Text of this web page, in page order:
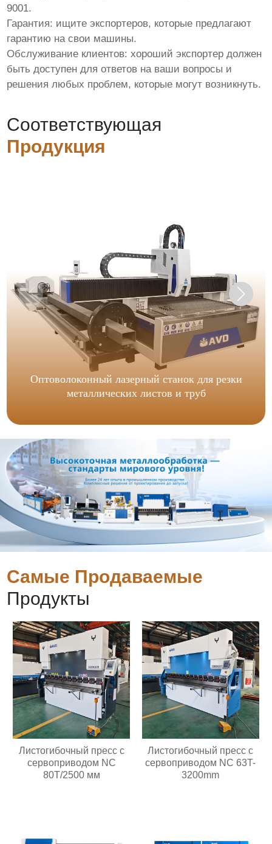
9001.
Гарантия: ищите экспортеров, которые предлагают
гарантию на свои машины.
Обслуживание клиентов: хороший экспортер должен
быть доступен для ответов на ваши вопросы и
решения любых проблем, которые могут возникнуть.
Соответствующая
Продукция
Оптоволоконный лазерный станок для резки
металлических листов и труб
Самые Продаваемые
Продукты
Листогибочный пресс с
сервоприводом NC
80T/2500 мм
Листогибочный пресс с
сервоприводом NC 63T-
3200mm